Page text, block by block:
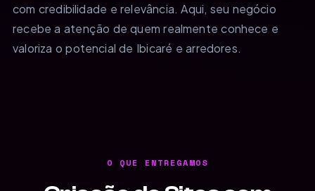
com credibilidade e relevância. Aqui, seu negócio
recebe a atenção de quem realmente conhece e
valoriza o potencial de Ibicaré e arredores.
O QUE ENTREGAMOS